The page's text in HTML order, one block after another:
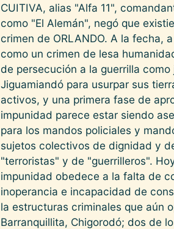
CUITIVA, alias "Alfa 11",
como "El Alemán", negó que
crimen de ORLANDO. A la fecha,
como un crimen de lesa
de persecución a la guerrilla
Jiguamiandó para usurpar sus
activos, y una primera fase de
impunidad parece estar siendo
para los mandos policiales y
sujetos colectivos de dignidad y
"terroristas" y de "guerrilleros".
impunidad obedece a la falta de
inoperancia e incapacidad de
la estructuras criminales que aún
Barranquillita, Chigorodó; dos de